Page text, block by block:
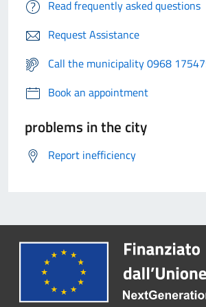
Read frequently asked questions
Request Assistance
Call the municipality 0968
Book an appointment
problems in the city
Report inefficiency